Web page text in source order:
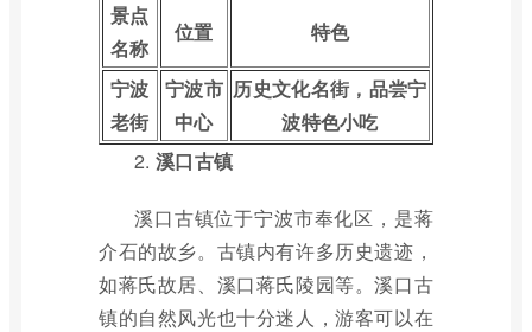
景点
名称
位置 特色
宁波
老街
宁波市
中心
历史文化名街，品尝宁
波特色小吃
2. 溪口古镇
溪口古镇位于宁波市奉化区，是蒋
介石的故乡。古镇内有许多历史遗迹，
如蒋氏故居、溪口蒋氏陵园等。溪口古
镇的自然风光也十分迷人，游客可以在